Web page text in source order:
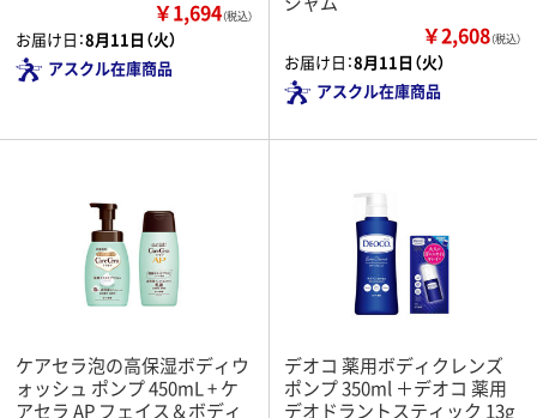
￥1,694（税込）
お届け日：8月11日（火）
アスクル在庫商品
￥2,608（税込）
お届け日：8月11日（火）
アスクル在庫商品
ケアセラ泡の高保湿ボディウ
ォッシュ ポンプ 450mL + ケ
アセラ AP フェイス＆ボディ
デオコ 薬用ボディクレンズ
ポンプ 350ml ＋デオコ 薬用
デオドラントスティック 13g